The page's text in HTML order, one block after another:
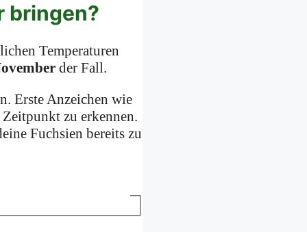
bringen?
Temperaturen
der Fall.
Erste Anzeichen wie
zu erkennen.
Fuchsien bereits zu